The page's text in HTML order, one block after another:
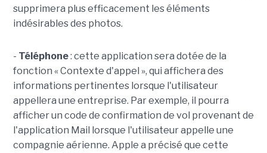
supprimera plus efficacement les éléments
indésirables des photos.
- Téléphone: cette application sera dotée de la
fonction « Contexte d'appel », qui affichera des
informations pertinentes lorsque l'utilisateur
appellera une entreprise. Par exemple, il pourra
afficher un code de confirmation de vol provenant de
l'application Mail lorsque l'utilisateur appelle une
compagnie aérienne. Apple a précisé que cette